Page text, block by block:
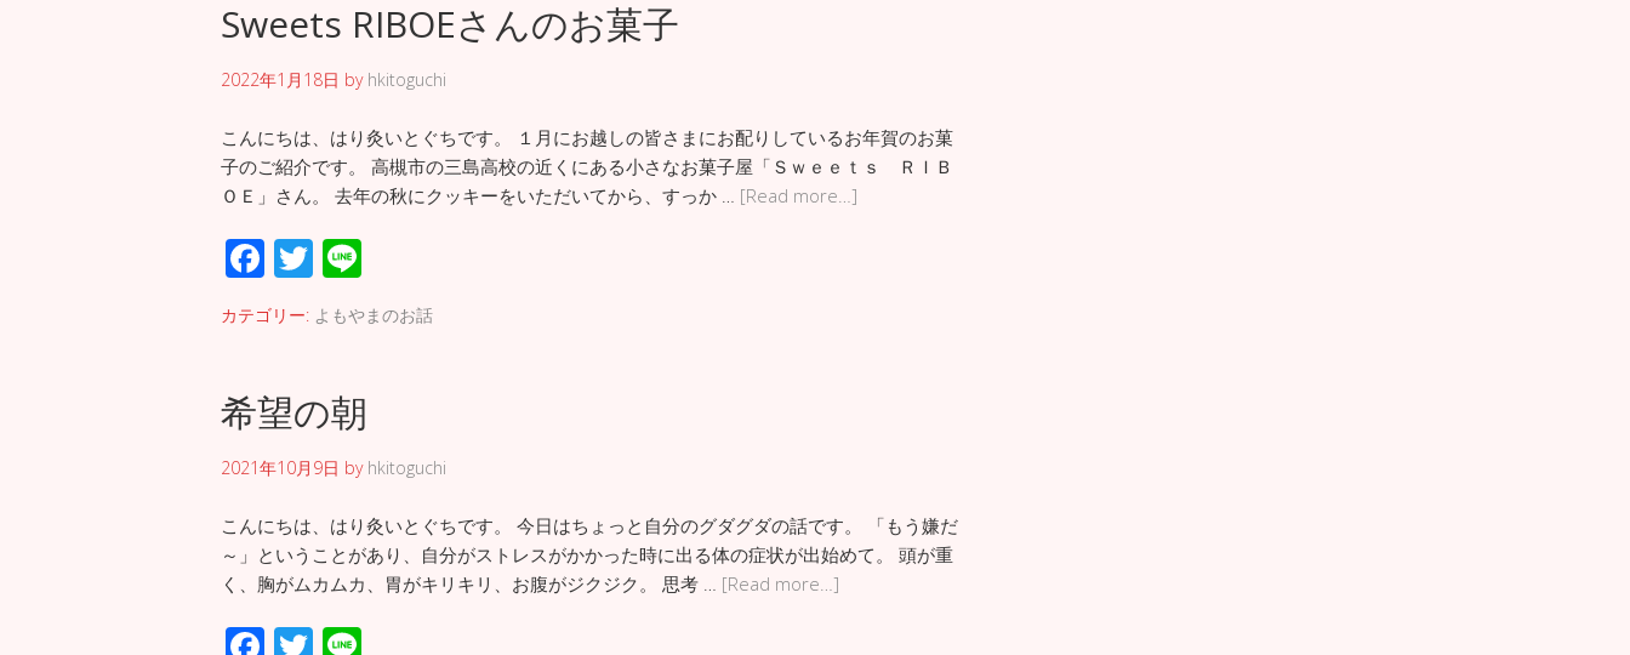
o
o
k
Sweets RIBOEさんのお菓子
2022年1月18日 by hkitoguchi
こんにちは、はり灸いとぐちです。 １月にお越しの皆さまにお配りしているお年賀のお菓
子のご紹介です。 高槻市の三島高校の近くにある小さなお菓子屋「Ｓｗｅｅｔｓ ＲＩＢ
ＯＥ」さん。 去年の秋にクッキーをいただいてから、すっか … [Read more…]
F
ac
e
o
o
k
T
wi
tt
n
e
カテゴリー: よもやまのお話
希望の朝
2021年10月9日 by hkitoguchi
こんにちは、はり灸いとぐちです。 今日はちょっと自分のグダグダの話です。 「もう嫌だ
～」ということがあり、自分がストレスがかかった時に出る体の症状が出始めて。 頭が重
く、胸がムカムカ、胃がキリキリ、お腹がジクジク。 思考 … [Read more…]